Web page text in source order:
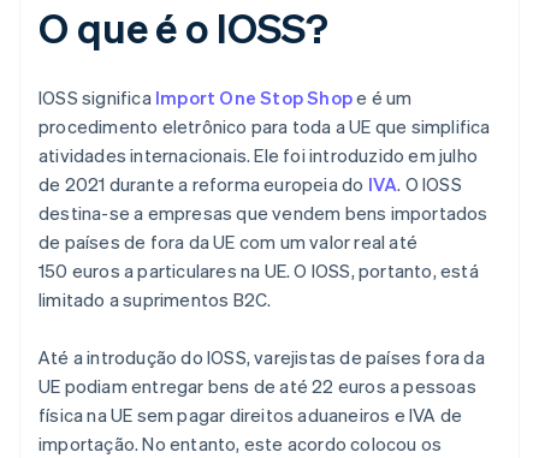
O que é o IOSS?
IOSS significa Import One Stop Shope é um
procedimento eletrônico para toda a UE que simplifica
atividades internacionais. Ele foi introduzido em julho
de 2021 durante a reforma europeia do IVA. O IOSS
destina-se a empresas que vendem bens importados
de países de fora da UE com um valor real até
150 euros a particulares na UE. O IOSS, portanto, está
limitado a suprimentos B2C.
Até a introdução do IOSS, varejistas de países fora da
UE podiam entregar bens de até 22 euros a pessoas
física na UE sem pagar direitos aduaneiros e IVA de
importação. No entanto, este acordo colocou os